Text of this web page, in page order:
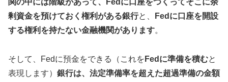
関の中には階級があって、Fedに口座をつくってそこに余
剰資金を預けておく権利がある銀行と、
Fedに口座を開設
する権利を持たない金融機関があります。
そして、Fedに預金をできる（これを Fedに準備を積むと
表現します） 銀行は、法定準備率を超えた超過準備の金額